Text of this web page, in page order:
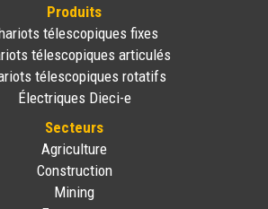
Produits
télescopiques fixes
télescopiques articulés
télescopiques rotatifs
Électriques Dieci-e
Secteurs
Agriculture
Construction
Mining